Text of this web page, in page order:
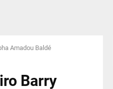
Amadou Baldé
Barry